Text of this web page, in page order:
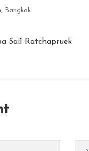
Bangkok